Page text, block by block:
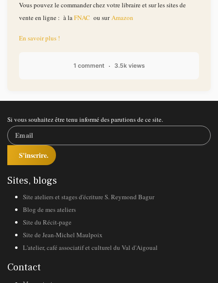
Vous pouvez le commander chez votre libraire et sur les sites de
vente en ligne : à laFNAC ou surAmazon
En savoir plus !
1 comment 3.5k views
Si vous souhaitez être tenu informé des parutions de ce site.
S'inscrire.
Sites, blogs
Site ateliers et stages d'écriture S. Reymond Bagur
Blog de mes ateliers
Site du Récit-page
Site de Jean-Michel Maulpoix
L'atelier, café associatif et culturel du Val d'Aigoual
Contact